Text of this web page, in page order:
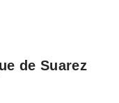
de Suarez